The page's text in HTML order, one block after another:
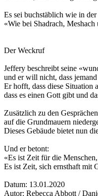
Es sei buchstäblich wie in
«Wie bei Shadrach,
Der Weckruf
Jeffery beschreibt seine
und er will nicht, dass
Er hofft, dass diese Situation
dass es einen Gott gibt und
Zusätzlich zu den
auf die Grundmauern
Dieses Gebäude bietet nun
Und er betont:
«Es ist Zeit für die
Es ist Zeit, sich ernsthaft mit
Datum: 13.01.2020
Autor: Rebecca Abbott /